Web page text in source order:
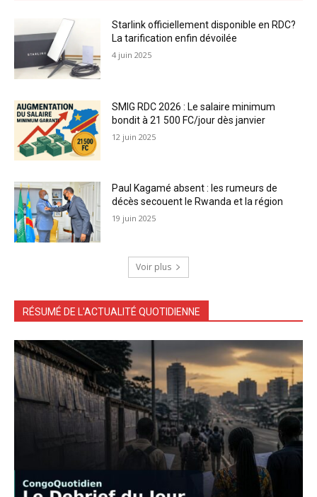
Starlink officiellement disponible en RDC?
La tarification enfin dévoilée
4 juin 2025
SMIG RDC 2026 : Le salaire minimum
bondit à 21 500 FC/jour dès janvier
12 juin 2025
Paul Kagamé absent : les rumeurs de
décès secouent le Rwanda et la région
19 juin 2025
Voir plus
RÉSUMÉ DE L'ACTUALITÉ QUOTIDIENNE